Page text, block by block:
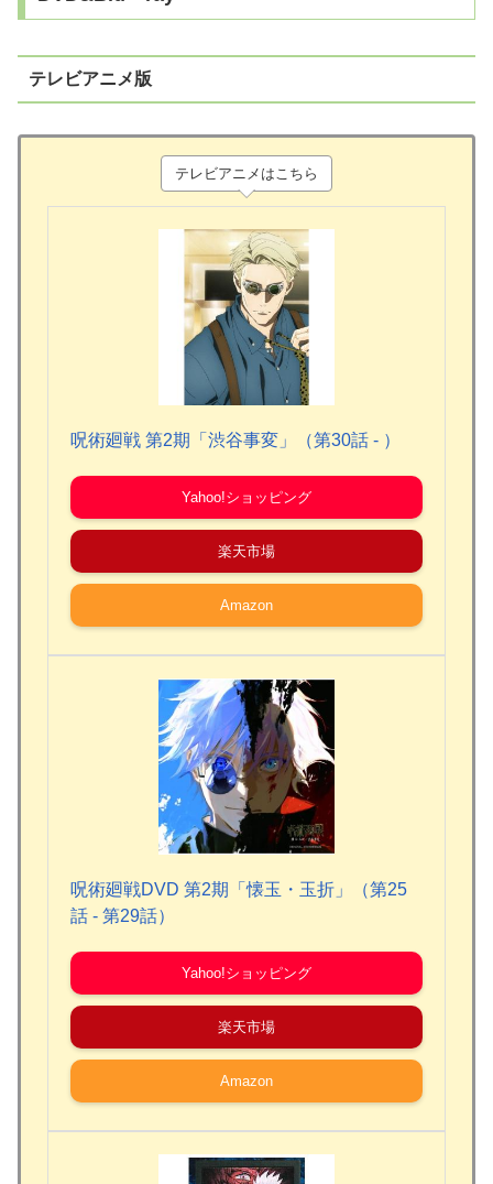
テレビアニメ版
テレビアニメはこちら
呪術廻戦 第2期「渋谷事変」（第30話 - ）
Yahoo!ショッピング
楽天市場
Amazon
呪術廻戦DVD 第2期「懐玉・玉折」（第25
話 - 第29話）
Yahoo!ショッピング
楽天市場
Amazon